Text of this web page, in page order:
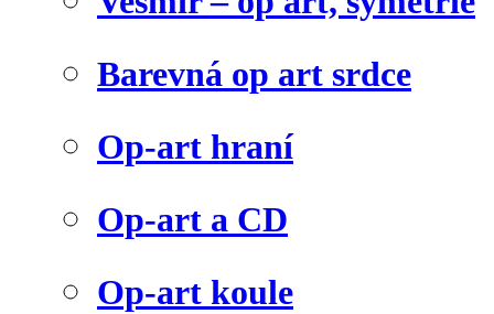
Barevná op art srdce
Op-art hraní
Op-art a CD
Op-art koule